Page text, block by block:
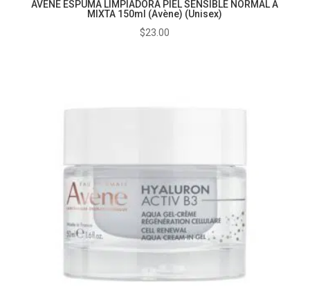
AVÈNE ESPUMA LIMPIADORA PIEL SENSIBLE NORMAL A
MIXTA 150ml (Avène) (Unisex)
$23.00